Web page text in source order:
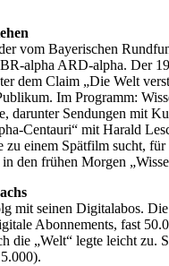
vom Bayerischen
alpha ARD-alpha. Der
dem Claim „Die Welt
Im Programm:
darunter Sendungen mit
Centauri“ mit Harald
zu einem Spätfilm sucht, für
den frühen Morgen
mit seinen Digitalabos.
Abonnements, fast
die „Welt“ legte leicht zu.